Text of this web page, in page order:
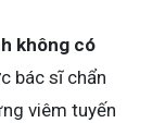
không có
bác sĩ chẩn
viêm tuyến